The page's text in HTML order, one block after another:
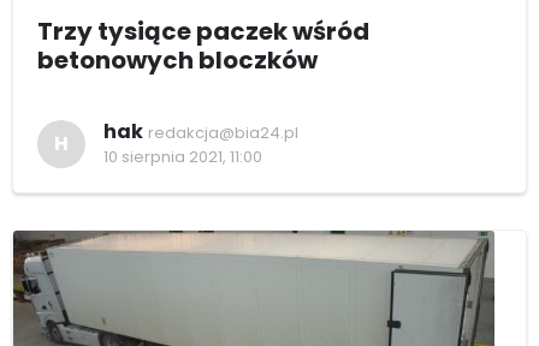
Trzy tysiące paczek wśród
betonowych bloczków
H hak redakcja@bia24.pl
10 sierpnia 2021, 11:00